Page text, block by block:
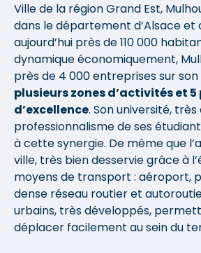
Ville de la région Grand Est,
dans le département d’Alsace
aujourd’hui près de 110 000
dynamique économiquement,
près de 4 000 entreprises sur
plusieurs zones d’activités et 5
d’excellence. Son université, très
professionnalisme de ses
à cette synergie. De même que
ville, très bien desservie grâce à
moyens de transport : aéroport,
dense réseau routier et
urbains, très développés,
déplacer facilement au sein du